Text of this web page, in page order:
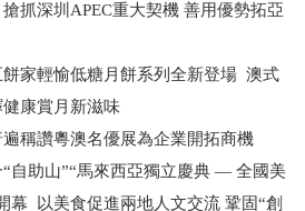
抓深圳APEC重大契機 善用優勢拓亞
餅家輕愉低糖月餅系列全新登場 澳式
康賞月新滋味
稱讚粵澳名優展為企業開拓商機
自助山”“馬來西亞獨立慶典 — 全國美
幕 以美食促進兩地人文交流 鞏固“創